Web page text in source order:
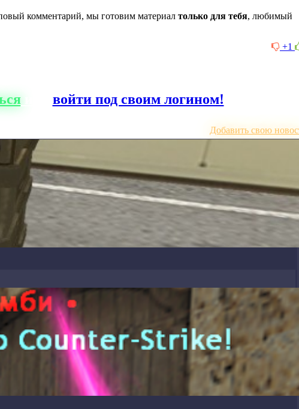
комментарий, мы готовим материал только для тебя, любимый
+1
или войти под своим логином!
Добавить свою